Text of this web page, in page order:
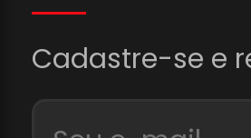
Cadastre-se e